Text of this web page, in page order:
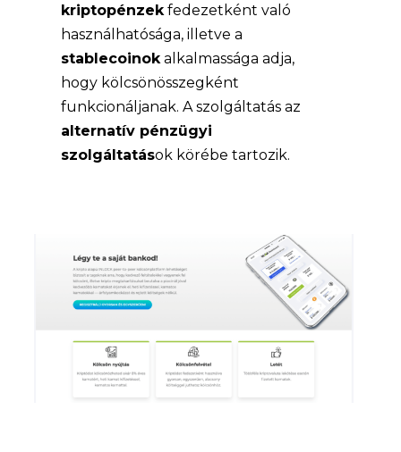
kriptopénzek fedezetként való
használhatósága, illetve a
stablecoinok alkalmassága adja,
hogy kölcsönösszegként
funkcionáljanak. A szolgáltatás az
alternatív pénzügyi
szolgáltatások körébe tartozik.